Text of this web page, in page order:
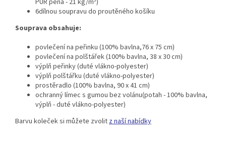
PUR pěna - 21 kg/m )
6dílnou soupravu do proutěného košíku
Souprava obsahuje:
povlečení na peřinku (100% bavlna,76 x 75 cm)
povlečení na polštářek (100% bavlna, 38 x 30 cm)
výplň peřinky (duté vlákno-polyester)
výplň polštářku (duté vlákno-polyester)
prostěradlo (100% bavlna, 90 x 41 cm)
ochranný límec s gumou bez volánu(potah - 100% bavlna,
výplň - duté vlákno-polyester)
Barvu koleček si můžete zvolitz naší nabídky